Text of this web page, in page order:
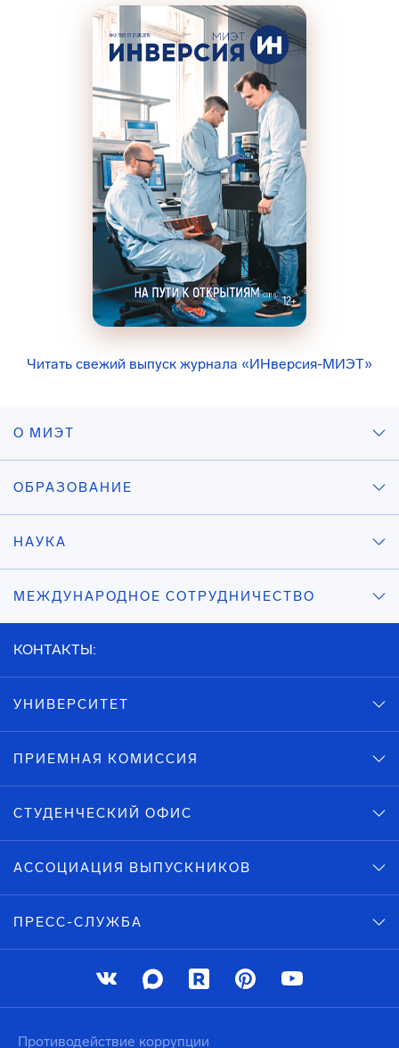
Читать свежий выпуск журнала «ИНверсия-МИЭТ»
О МИЭТ
ОБРАЗОВАНИЕ
НАУКА
МЕЖДУНАРОДНОЕ СОТРУДНИЧЕСТВО
КОНТАКТЫ:
УНИВЕРСИТЕТ
ПРИЕМНАЯ КОМИССИЯ
СТУДЕНЧЕСКИЙ ОФИС
АССОЦИАЦИЯ ВЫПУСКНИКОВ
ПРЕСС-СЛУЖБА
Противодействие коррупции